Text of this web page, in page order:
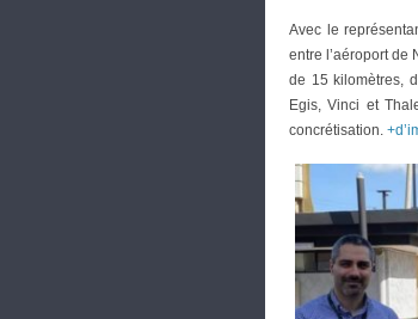
Avec le
entre l’aéroport de
de 15 kilomètres,
Egis, Vinci et
concrétisation.